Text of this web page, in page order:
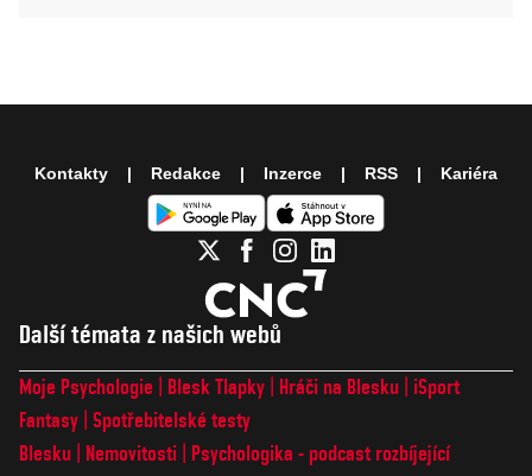
Další témata z našich webů
Moje Psychologie Blesk Tlapky Hráči na Blesku
iSport
Fantasy Spotřebitelské testy
Blesku
Nemovitosti
Psychologika - podcast rozbíjející
Kontakty Redakce Inzerce RSS Kariéra